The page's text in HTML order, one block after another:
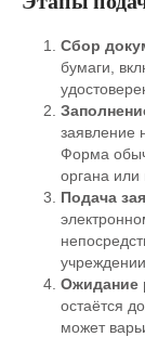
Сбор
бумаги,
заявление
Форма
органа или
Подача
учреждении.
Ожидание
остаётся
может